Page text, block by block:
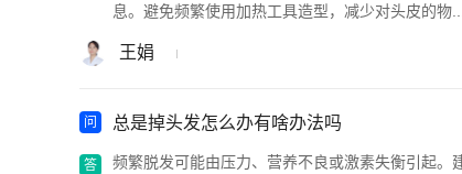
息。避免频繁使用加热工具造型，减少对头皮的物...
王娟
总是掉头发怎么办有啥办法吗
频繁脱发可能由压力、营养不良或激素失衡引起